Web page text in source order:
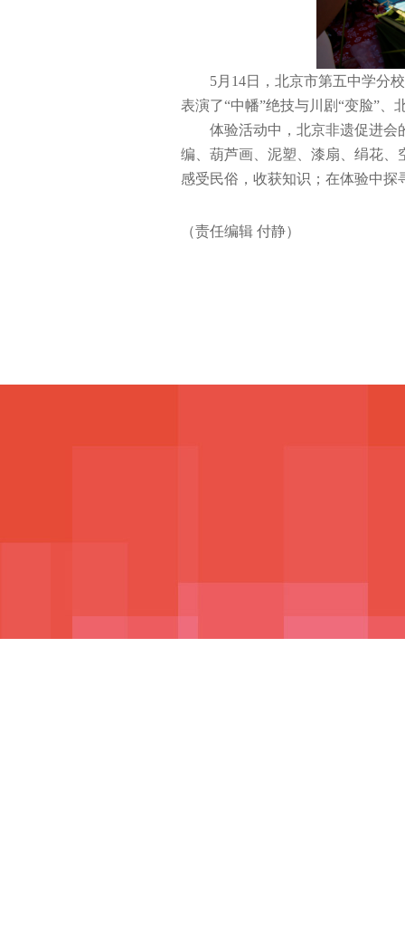
5月14日，北京市第五中学分
表演了“中幡”绝技与川剧“变脸”
体验活动中，北京非遗促进
编、葫芦画、泥塑、漆扇、绢花、
感受民俗，收获知识；在体验中
（责任编辑 付静）